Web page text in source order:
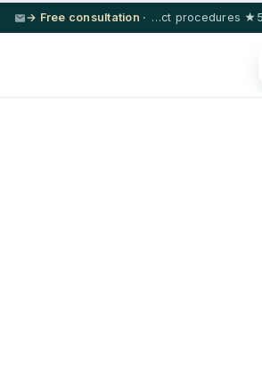
5★ hotel + VIP transfer on select procedures
· Free consultation →